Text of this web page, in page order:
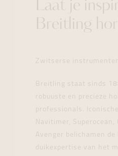
Laat je
Breitling
Zwitserse
Breitling staat sinds
robuuste en precieze
professionals.
Navitimer, Superocean,
Avenger belichamen
duikexpertise van het